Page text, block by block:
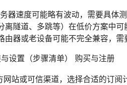
器速度可能略有波动，需要具体测
离隧道、多跳等）在低价方案中可
由器或老设备可能不完全兼容，需
设置（步骤清单） 购买与注册
站或可信渠道，选择合适的订阅